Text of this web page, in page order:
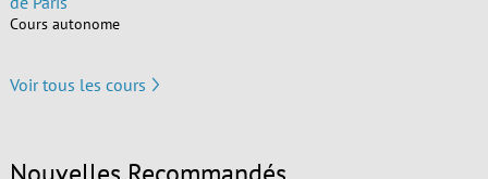
Cours autonome
Voir tous les cours